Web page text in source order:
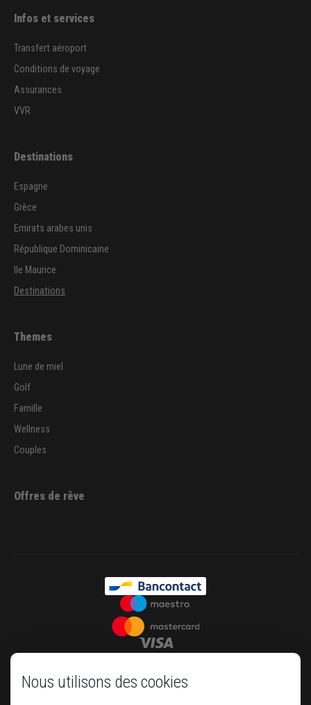
Nous utilisons des cookies
Infos et services
Transfert aéroport
Conditions de voyage
Assurances
VVR
Destinations
Espagne
Grèce
Emirats arabes unis
République Dominicaine
Ile Maurice
Destinations
Themes
Lune de miel
Golf
Famille
Wellness
Couples
Offres de rêve